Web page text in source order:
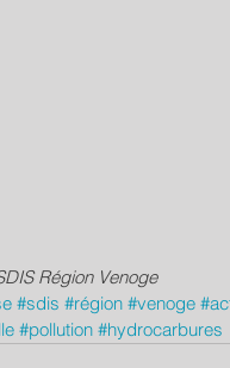
Région Venoge
#sdis #région #venoge
#pollution #hydrocarbures